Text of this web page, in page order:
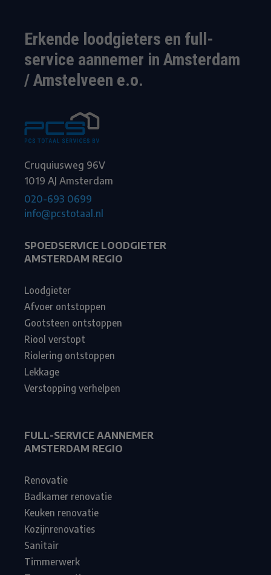
Erkende loodgieters en full-
service aannemer in Amsterdam
/ Amstelveen e.o.
Cruquiusweg 96V
1019 AJ Amsterdam
020-693 0699
info@pcstotaal.nl
SPOEDSERVICE LOODGIETER
AMSTERDAM REGIO
Loodgieter
Afvoer ontstoppen
Gootsteen ontstoppen
Riool verstopt
Riolering ontstoppen
Lekkage
Verstopping verhelpen
FULL-SERVICE AANNEMER
AMSTERDAM REGIO
Renovatie
Badkamer renovatie
Keuken renovatie
Kozijnrenovaties
Sanitair
Timmerwerk